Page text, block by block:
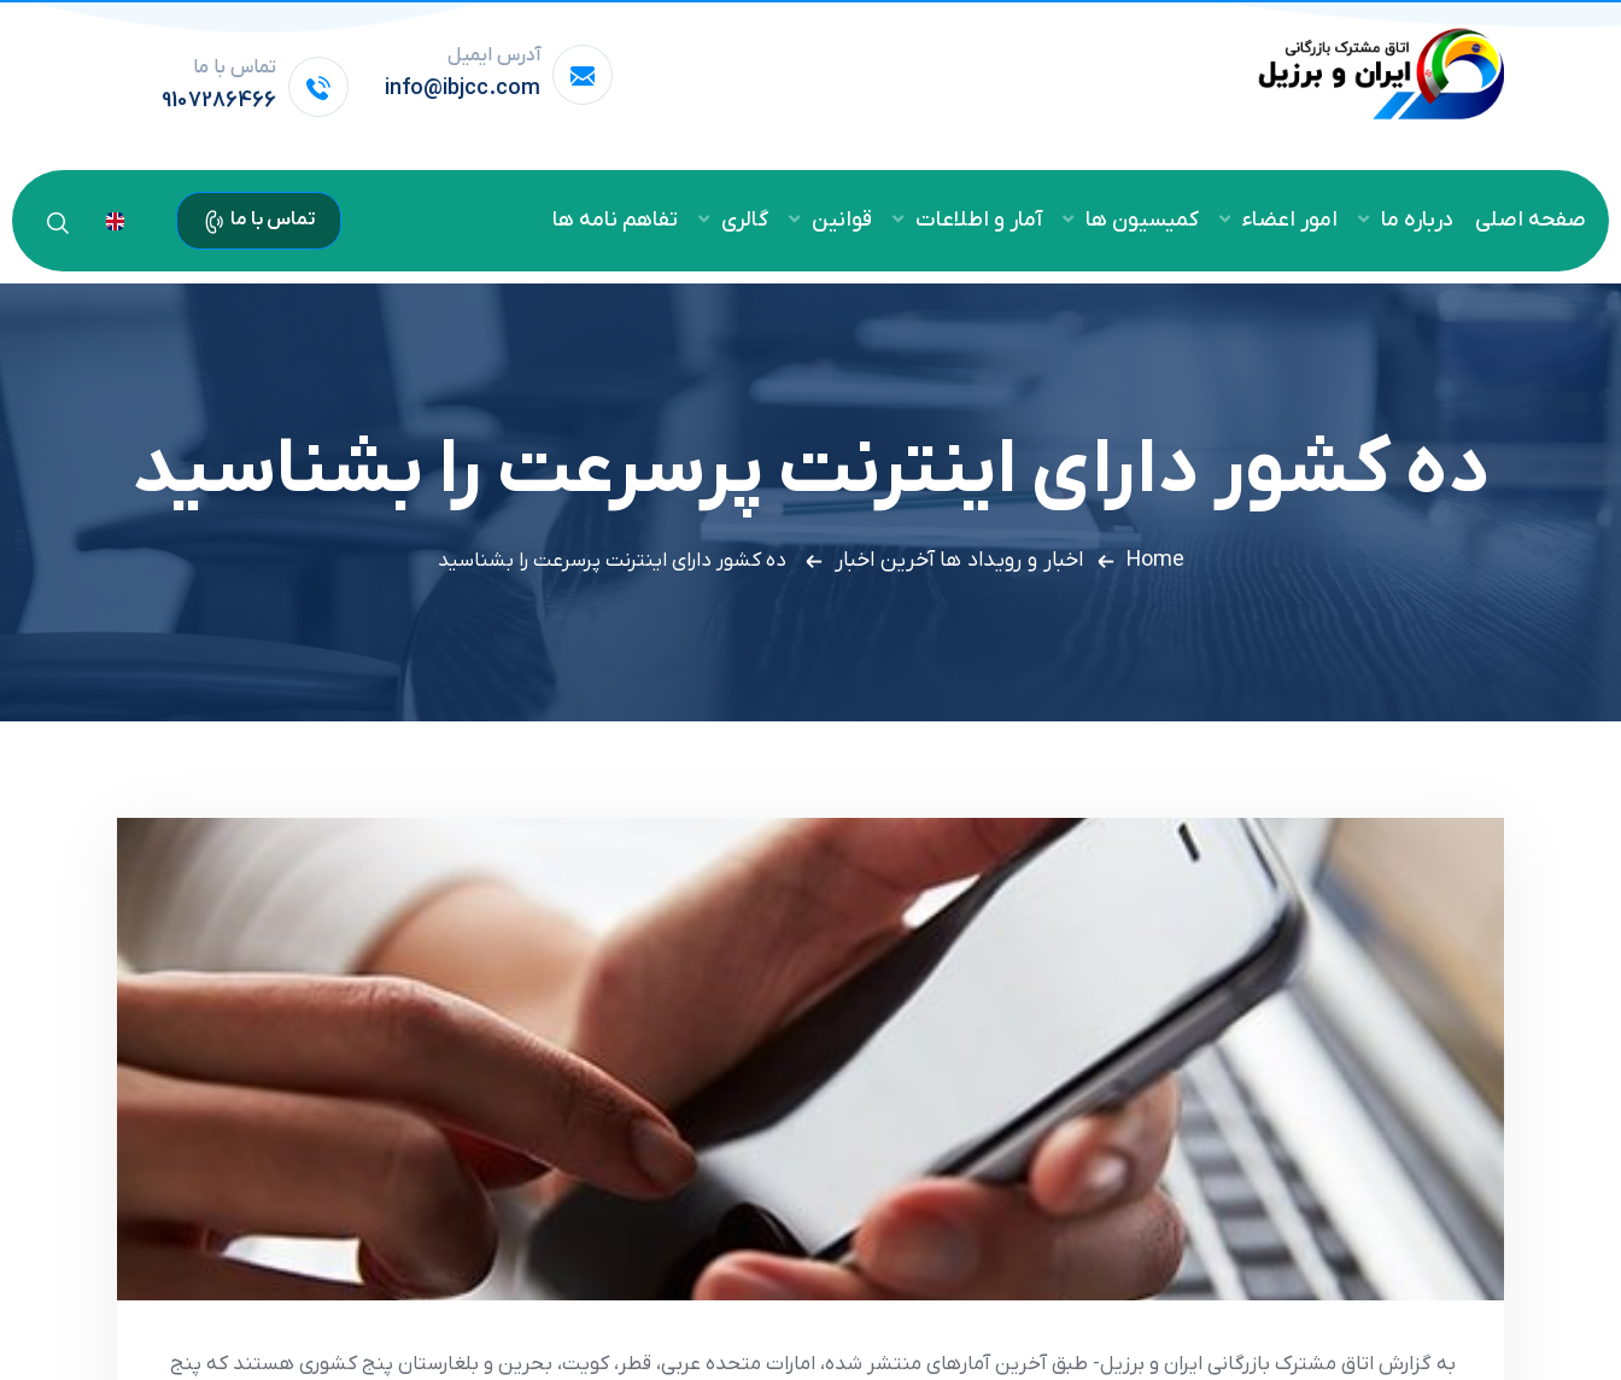
آدرس ایمیل
info@ibjcc.com
تماس با ما
9107286466
صفحه اصلی درباره ما امور اعضاء کمیسیون ها آمار و اطلاعات قوانین گالری تفاهم نامه ها تماس با ما
ده کشور دارای اینترنت پرسرعت را بشناسید
Home اخبار و رویداد ها آخرین اخبار ده کشور دارای اینترنت پرسرعت را بشناسید
به گزارش اتاق مشترک بازرگانی ایران و برزیل- طبق آخرین آمارهای منتشر شده، امارات متحده عربی، قطر، کویت، بحرین و بلغارستان پنج کشوری هستند که پنج